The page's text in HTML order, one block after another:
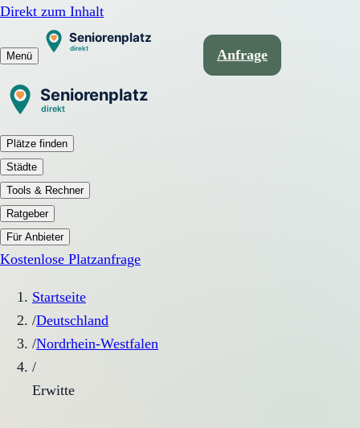
Direkt zum Inhalt
Menü Anfrage
Plätze finden
Städte
Tools & Rechner
Ratgeber
Für Anbieter
Kostenlose Platzanfrage
Startseite
/Deutschland
/Nordrhein-Westfalen
/
Erwitte